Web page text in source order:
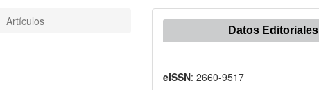
Artículos
Datos Editoriales
eISSN: 2660-9517